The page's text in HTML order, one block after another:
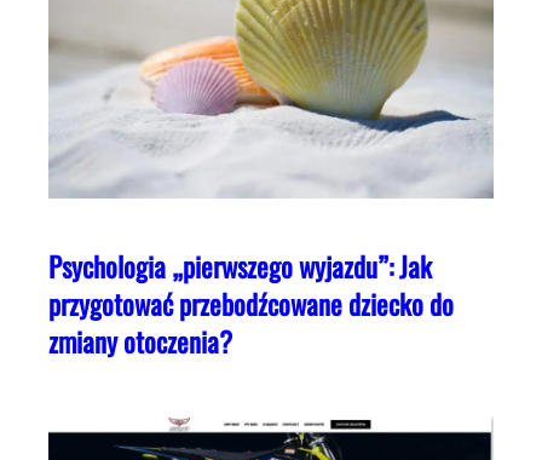
Psychologia „pierwszego wyjazdu”: Jak
przygotować przebodźcowane dziecko do
zmiany otoczenia?